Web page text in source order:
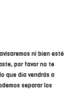
ni bien esté
por favor no te
que día vendrás a
separar los